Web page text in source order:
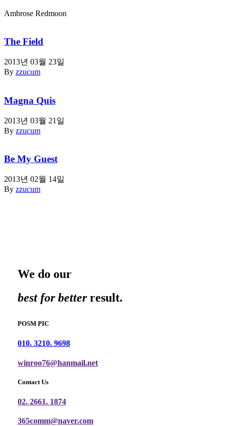
Ambrose Redmoon
The Field
2013년 03월 23일
By zzucum
Magna Quis
2013년 03월 21일
By zzucum
Be My Guest
2013년 02월 14일
By zzucum
We do our
best for betterresult.
POSM PIC
010. 3210. 9698
winroo76@hanmail.net
Contact Us
02. 2661. 1874
365comm@naver.com